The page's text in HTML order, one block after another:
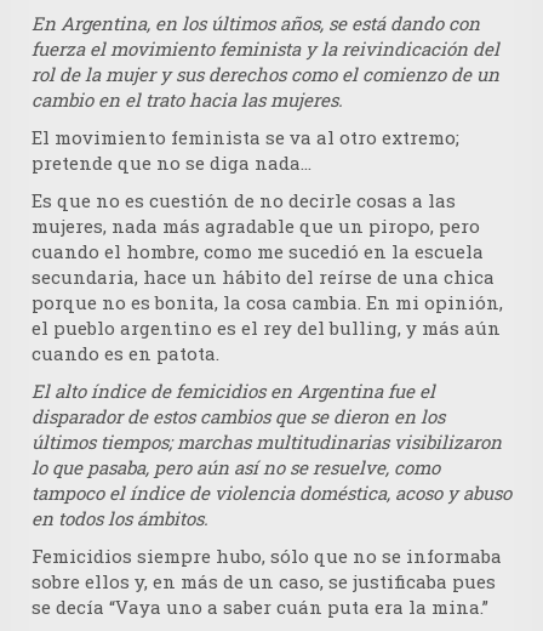
En Argentina, en los últimos años, se está dando con
fuerza el movimiento feminista y la reivindicación del
rol de la mujer y sus derechos como el comienzo de un
cambio en el trato hacia las mujeres.
El movimiento feminista se va al otro extremo;
pretende que no se diga nada…
Es que no es cuestión de no decirle cosas a las
mujeres, nada más agradable que un piropo, pero
cuando el hombre, como me sucedió en la escuela
secundaria, hace un hábito del reírse de una chica
porque no es bonita, la cosa cambia. En mi opinión,
el pueblo argentino es el rey del bulling, y más aún
cuando es en patota.
El alto índice de femicidios en Argentina fue el
disparador de estos cambios que se dieron en los
últimos tiempos; marchas multitudinarias visibilizaron
lo que pasaba, pero aún así no se resuelve, como
tampoco el índice de violencia doméstica, acoso y abuso
en todos los ámbitos.
Femicidios siempre hubo, sólo que no se informaba
sobre ellos y, en más de un caso, se justificaba pues
se decía “Vaya uno a saber cuán puta era la mina.”